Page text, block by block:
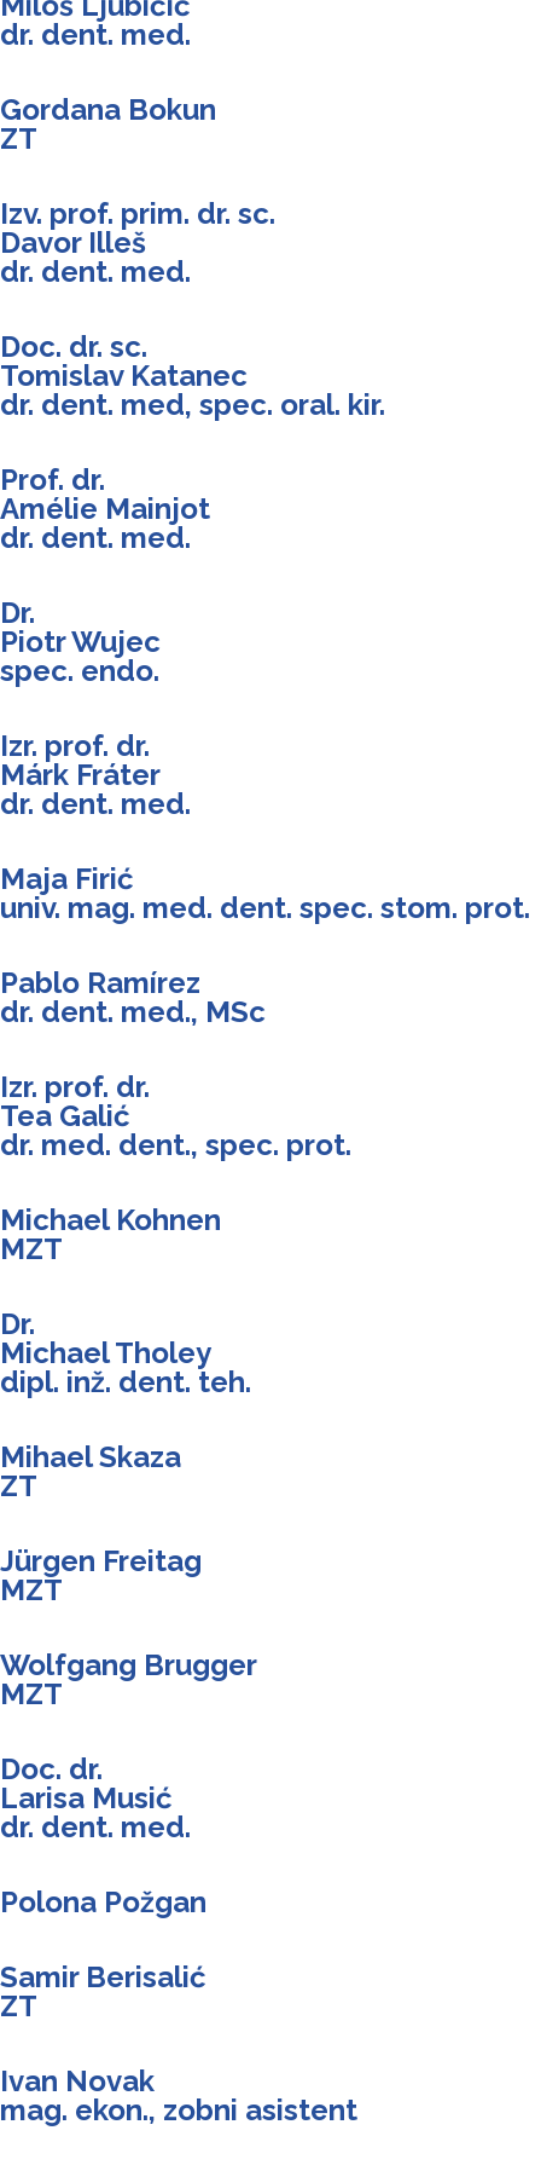
dr. dent. med.
Gordana Bokun
ZT
Izv. prof. prim. dr. sc.
Davor Illeš
dr. dent. med.
Doc. dr. sc.
Tomislav Katanec
dr. dent. med, spec. oral. kir.
Prof. dr.
Amélie Mainjot
dr. dent. med.
Dr.
Piotr Wujec
spec. endo.
Izr. prof. dr.
Márk Fráter
dr. dent. med.
Maja Firić
univ. mag. med. dent. spec. stom. prot.
Pablo Ramírez
dr. dent. med., MSc
Izr. prof. dr.
Tea Galić
dr. med. dent., spec. prot.
Michael Kohnen
MZT
Dr.
Michael Tholey
dipl. inž. dent. teh.
Mihael Skaza
ZT
Jürgen Freitag
MZT
Wolfgang Brugger
MZT
Doc. dr.
Larisa Musić
dr. dent. med.
Polona Požgan
Samir Berisalić
ZT
Ivan Novak
mag. ekon., zobni asistent